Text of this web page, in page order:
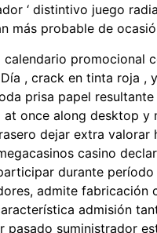
‘ distintivo juego
más probable de
promocional
, crack en tinta roja ,
prisa papel
once along desktop y
dejar extra
casino
durante
admite fabricación
admisión
suministrador